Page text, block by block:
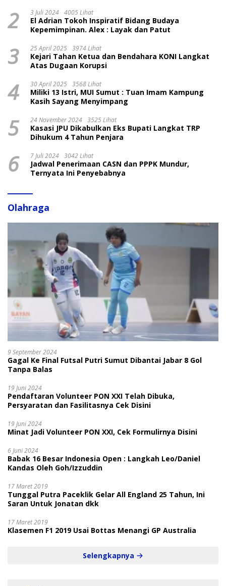
2 3 Juli 2024 4005 Lihat
El Adrian Tokoh Inspiratif Bidang Budaya
Kepemimpinan. Alex : Layak dan Patut
3 25 April 2025 3974 Lihat
Kejari Tahan Ketua dan Bendahara KONI Langkat
Atas Dugaan Korupsi
4 30 April 2025 3568 Lihat
Miliki 13 Istri, MUI Sumut : Tuan Imam Kampung
Kasih Sayang Menyimpang
5 24 November 2024 3525 Lihat
Kasasi JPU Dikabulkan Eks Bupati Langkat TRP
Dihukum 4 Tahun Penjara
6 7 Juli 2024 3042 Lihat
Jadwal Penerimaan CASN dan PPPK Mundur,
Ternyata Ini Penyebabnya
Olahraga
9 September 2024
Gagal Ke Final Futsal Putri Sumut Dibantai Jabar 8 Gol
Tanpa Balas
19 Juni 2024
Pendaftaran Volunteer PON XXI Telah Dibuka,
Persyaratan dan Fasilitasnya Cek Disini
19 Juni 2024
Minat Jadi Volunteer PON XXI, Cek Formulirnya Disini
6 Juni 2024
Babak 16 Besar Indonesia Open : Langkah Leo/Daniel
Kandas Oleh Goh/Izzuddin
17 Maret 2019
Tunggal Putra Paceklik Gelar All England 25 Tahun, Ini
Saran Untuk Jonatan dkk
17 Maret 2019
Klasemen F1 2019 Usai Bottas Menangi GP Australia
Selengkapnya